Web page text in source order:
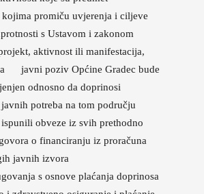
promiču uvjerenja i ciljeve
s Ustavom i zakonom
aktivnost ili manifestacija,
javni poziv Općine Gradec bude
odnosno da doprinosi
potreba na tom području
obveze iz svih prethodno
o financiranju iz proračuna
javnih izvora
s osnove plaćanja doprinosa